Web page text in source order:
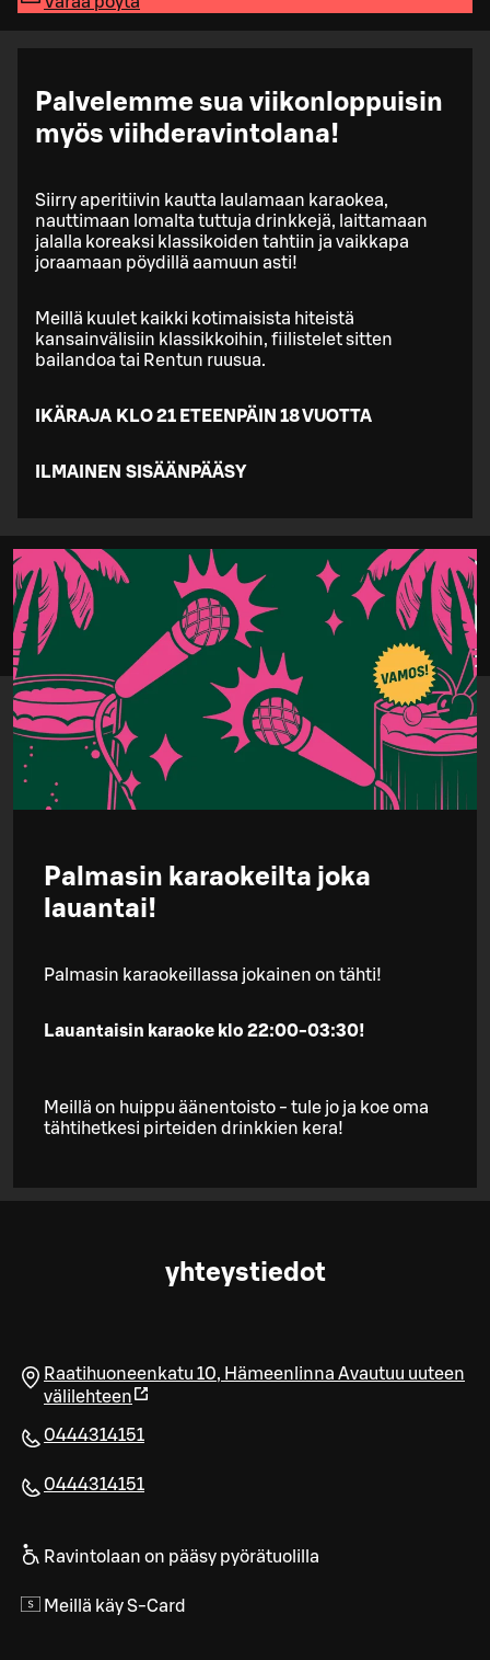
Palvelemme sua viikonloppuisin
myös viihderavintolana!
Siirry aperitiivin kautta laulamaan karaokea,
nauttimaan lomalta tuttuja drinkkejä, laittamaan
jalalla koreaksi klassikoiden tahtiin ja vaikkapa
joraamaan pöydillä aamuun asti!
Meillä kuulet kaikki kotimaisista hiteistä
kansainvälisiin klassikkoihin, fiilistelet sitten
bailandoa tai Rentun ruusua.
IKÄRAJA KLO 21 ETEENPÄIN 18 VUOTTA
ILMAINEN SISÄÄNPÄÄSY
Palmasin karaokeilta joka
lauantai!
Palmasin karaokeillassa jokainen on tähti!
Lauantaisin karaoke klo 22:00-03:30!
Meillä on huippu äänentoisto - tule jo ja koe oma
tähtihetkesi pirteiden drinkkien kera!
yhteystiedot
Raatihuoneenkatu 10, Hämeenlinna Avautuu uuteen
välilehteen
0444314151
0444314151
Ravintolaan on pääsy pyörätuolilla
Meillä käy S-Card